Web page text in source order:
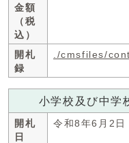
金額
（税
込）
開札
録
./cmsfiles/
小学校及び中学
開札
日
令和8年6月2日